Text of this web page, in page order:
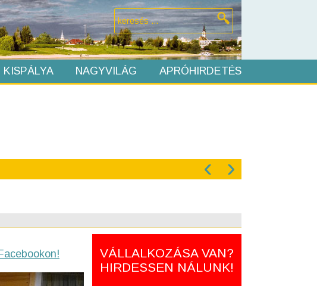
KISPÁLYA NAGYVILÁG APRÓHIRDETÉS
‹ ›
VÁLLALKOZÁSA VAN?
HIRDESSEN NÁLUNK!